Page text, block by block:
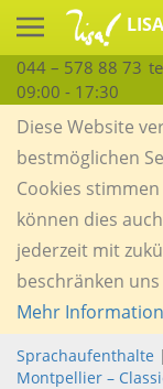
044 – 578 88 73
09:00 - 17:30
Diese Website
bestmöglichen
Cookies
können dies
jederzeit mit
beschränken
Mehr
Sprachaufenthalte |
Montpellier –